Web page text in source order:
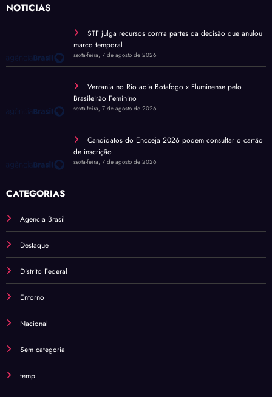
NOTÍCIAS
STF julga recursos contra partes da decisão que anulou
marco temporal
sexta-feira, 7 de agosto de 2026
Ventania no Rio adia Botafogo x Fluminense pelo
Brasileirão Feminino
sexta-feira, 7 de agosto de 2026
Candidatos do Encceja 2026 podem consultar o cartão
de inscrição
sexta-feira, 7 de agosto de 2026
CATEGORIAS
Agencia Brasil
Destaque
Distrito Federal
Entorno
Nacional
Sem categoria
temp